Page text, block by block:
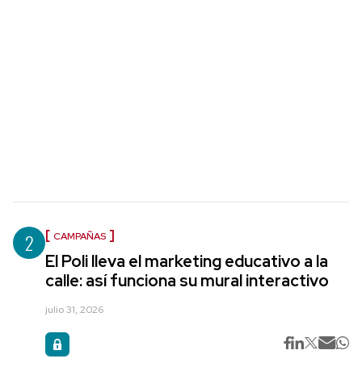
2 CAMPAÑAS
El Poli lleva el marketing educativo a la
calle: así funciona su mural interactivo
julio 31, 2026